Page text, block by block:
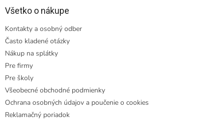
Všetko o nákupe
Kontakty a osobný odber
Často kladené otázky
Nákup na splátky
Pre firmy
Pre školy
Všeobecné obchodné podmienky
Ochrana osobných údajov a poučenie o cookies
Reklamačný poriadok